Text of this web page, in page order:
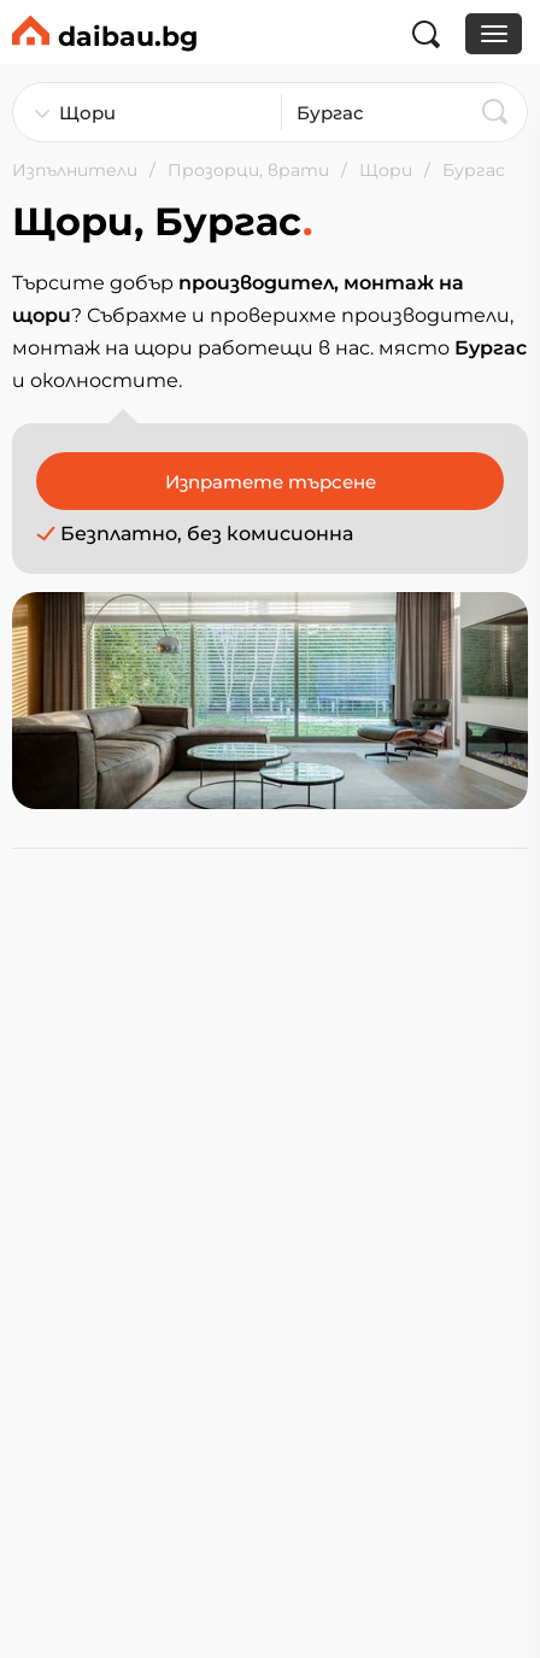
daibau.bg
Изпълнители Прозорци, врати Щори Бургас
Щори, Бургас.
Търсите добър производител, монтаж на
щори? Събрахме и проверихме производители,
монтаж на щори работещи в нас. място Бургас
и околностите.
Безплатно, без комисионна